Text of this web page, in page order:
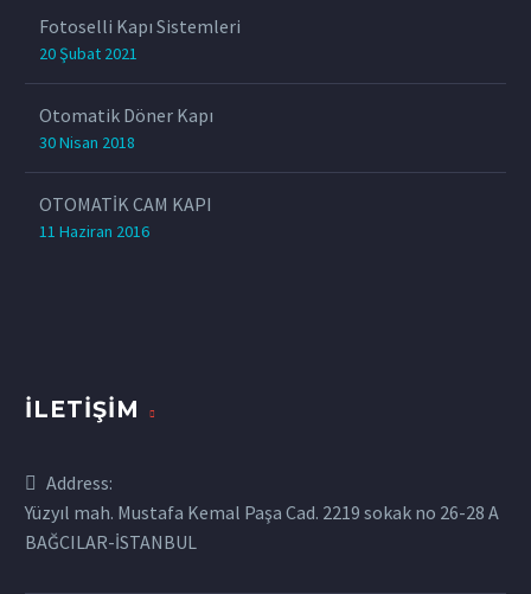
Fotoselli Kapı Sistemleri
20 Şubat 2021
Otomatik Döner Kapı
30 Nisan 2018
OTOMATİK CAM KAPI
11 Haziran 2016
İLETIŞIM
Address:
Yüzyıl mah. Mustafa Kemal Paşa Cad. 2219 sokak no 26-28 A
BAĞCILAR-İSTANBUL